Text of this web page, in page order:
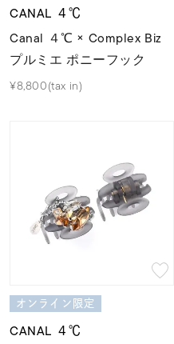
CANAL ４℃
Canal ４℃ × Complex Biz
プルミエ ポニーフック
¥8,800(tax in)
オンライン限定
CANAL ４℃